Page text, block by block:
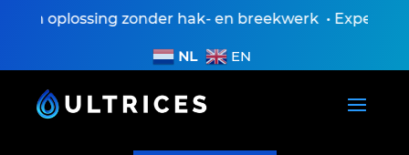
oplossing zonder hak- en breekwerk •
NL EN